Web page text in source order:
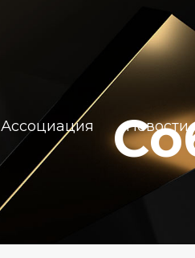
Ассоциация Новости